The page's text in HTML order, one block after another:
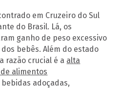
em Cruzeiro do Sul
do Brasil. Lá, os
ganho de peso excessivo
bebês. Além do estado
razão crucial é a alta
alimentos
bebidas adoçadas,